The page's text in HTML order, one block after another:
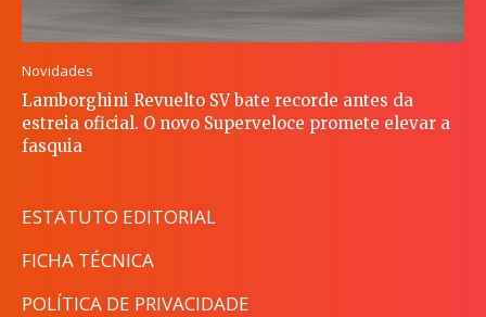
Novidades
Lamborghini Revuelto SV bate recorde antes da
estreia oficial. O novo Superveloce promete elevar a
fasquia
ESTATUTO EDITORIAL
FICHA TÉCNICA
POLÍTICA DE PRIVACIDADE